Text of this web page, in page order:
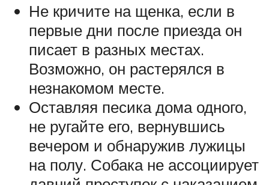
Не кричите на щенка, если в
первые дни после приезда он
писает в разных местах.
Возможно, он растерялся в
незнакомом месте.
Оставляя песика дома одного,
не ругайте его, вернувшись
вечером и обнаружив лужицы
на полу. Собака не ассоциирует